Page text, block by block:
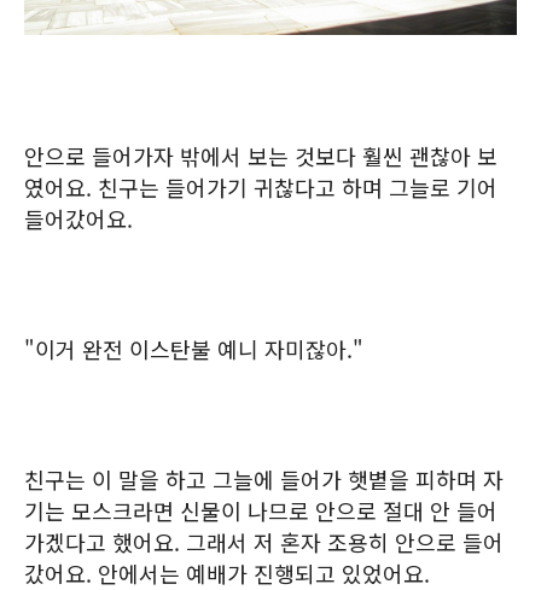
안으로 들어가자 밖에서 보는 것보다 훨씬 괜찮아 보
였어요. 친구는 들어가기 귀찮다고 하며 그늘로 기어
들어갔어요.
"이거 완전 이스탄불 예니 자미잖아."
친구는 이 말을 하고 그늘에 들어가 햇볕을 피하며 자
기는 모스크라면 신물이 나므로 안으로 절대 안 들어
가겠다고 했어요. 그래서 저 혼자 조용히 안으로 들어
갔어요. 안에서는 예배가 진행되고 있었어요.